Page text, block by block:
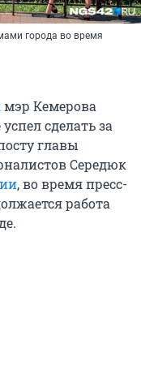
города во время
мэр Кемерова
сделать за
главы
Середюк
, во время пресс-
работа